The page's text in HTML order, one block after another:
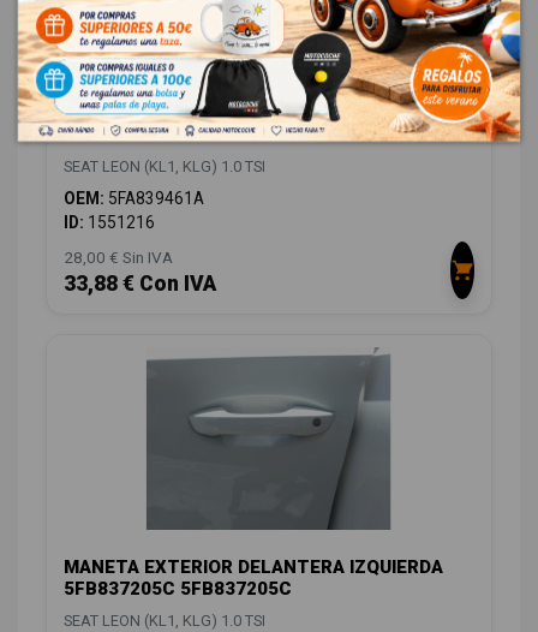
ELEVALUNAS TRASERO IZQUIERDO
5FA839461A 5FA839461A
SEAT LEON (KL1, KLG) 1.0 TSI
OEM: 5FA839461A
ID: 1551216
28,00 € Sin IVA
33,88 € Con IVA
MANETA EXTERIOR DELANTERA IZQUIERDA
5FB837205C 5FB837205C
SEAT LEON (KL1, KLG) 1.0 TSI